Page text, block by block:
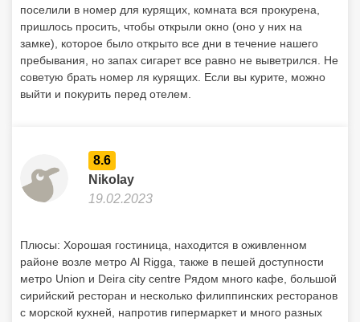
поселили в номер для курящих, комната вся прокурена,
пришлось просить, чтобы открыли окно (оно у них на
замке), которое было открыто все дни в течение нашего
пребывания, но запах сигарет все равно не выветрился. Не
советую брать номер ля курящих. Если вы курите, можно
выйти и покурить перед отелем.
8.6
Nikolay
19.02.2023
Плюсы: Хорошая гостиница, находится в оживленном
районе возле метро Al Rigga, также в пешей доступности
метро Union и Deira city centre Рядом много кафе, большой
сирийский ресторан и несколько филиппинских ресторанов
с морской кухней, напротив гипермаркет и много разных